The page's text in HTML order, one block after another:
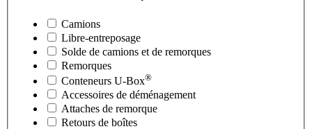
Camions
Libre-entreposage
Solde de camions et de remorques
Remorques
Conteneurs U-Box®
Accessoires de déménagement
Attaches de remorque
Retours de boîtes